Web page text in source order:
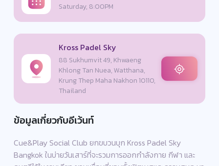
Saturday, 8:00PM
Kross Padel Sky
88 Sukhumvit 49, Khwaeng
Khlong Tan Nuea, Watthana,
Krung Thep Maha Nakhon 10110,
Thailand
ข้อมูลเกี่ยวกับอีเว้นท์
Cue&Play Social Club ยกขบวนบุก Kross Padel Sky
Bangkok ในบ่ายวันเสาร์ที่จะรวมการออกกำลังกาย กีฬา และ